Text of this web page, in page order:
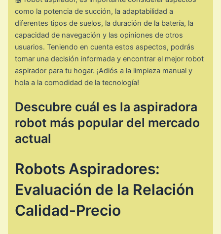
como la potencia de succión, la adaptabilidad a
diferentes tipos de suelos, la duración de la batería, la
capacidad de navegación y las opiniones de otros
usuarios. Teniendo en cuenta estos aspectos, podrás
tomar una decisión informada y encontrar el mejor robot
aspirador para tu hogar. ¡Adiós a la limpieza manual y
hola a la comodidad de la tecnología!
Descubre cuál es la aspiradora
robot más popular del mercado
actual
Robots Aspiradores:
Evaluación de la Relación
Calidad-Precio